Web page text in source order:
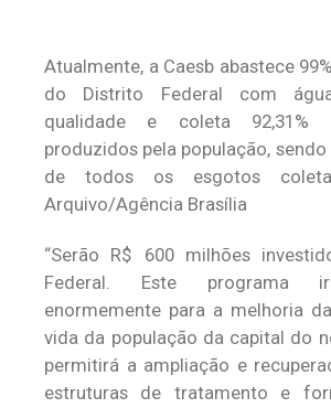
Atualmente, a Caesb abastece
do Distrito Federal com
qualidade e coleta 92,31%
produzidos pela população,
de todos os esgotos
Arquivo/Agência Brasília
“Serão R$ 600 milhões
Federal. Este programa
enormemente para a melhoria
vida da população da capital do
permitirá a ampliação e
estruturas de tratamento e